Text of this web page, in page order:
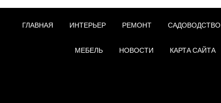
ГЛАВНАЯ ИНТЕРЬЕР РЕМОНТ САДОВОДСТВО
МЕБЕЛЬ НОВОСТИ КАРТА САЙТА